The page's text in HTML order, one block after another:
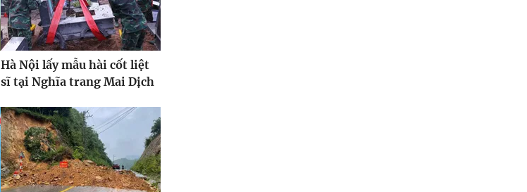
Hà Nội lấy mẫu hài cốt liệt
sĩ tại Nghĩa trang Mai Dịch